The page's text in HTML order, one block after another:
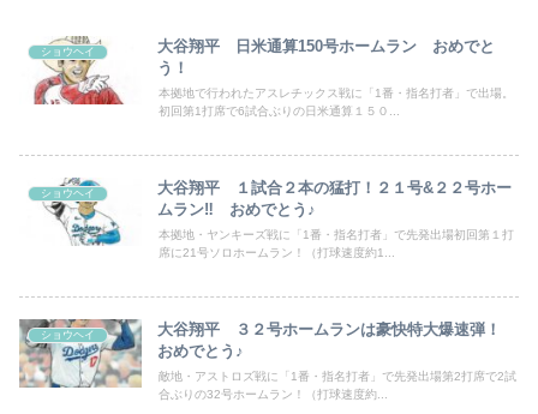
ショウヘイ
大谷翔平 日米通算150号ホームラン おめでと
う！
本拠地で行われたアスレチックス戦に「1番・指名打者」で出場。
初回第1打席で6試合ぶりの日米通算１５０...
ショウヘイ
大谷翔平 １試合２本の猛打！２１号&２２号ホー
ムラン‼ おめでとう♪
本拠地・ヤンキーズ戦に「1番・指名打者」で先発出場初回第１打
席に21号ソロホームラン！（打球速度約1...
ショウヘイ
大谷翔平 ３２号ホームランは豪快特大爆速弾！
おめでとう♪
敵地・アストロズ戦に「1番・指名打者」で先発出場第2打席で2試
合ぶりの32号ホームラン！（打球速度約...